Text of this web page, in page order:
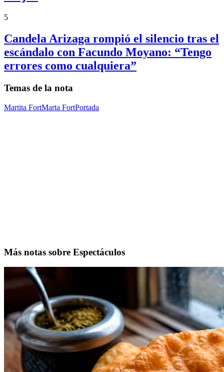
5
Candela Arizaga rompió el silencio tras el
escándalo con Facundo Moyano: “Tengo
errores como cualquiera”
Temas de la nota
Martita FortMarta FortPortada
Más notas sobre Espectáculos